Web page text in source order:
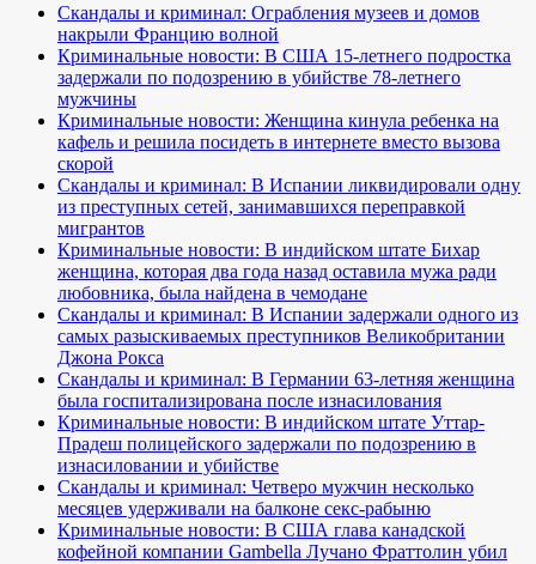
Скандалы и криминал: Ограбления музеев и домов
накрыли Францию волной
Криминальные новости: В США 15-летнего подростка
задержали по подозрению в убийстве 78-летнего
мужчины
Криминальные новости: Женщина кинула ребенка на
кафель и решила посидеть в интернете вместо вызова
скорой
Скандалы и криминал: В Испании ликвидировали одну
из преступных сетей, занимавшихся переправкой
мигрантов
Криминальные новости: В индийском штате Бихар
женщина, которая два года назад оставила мужа ради
любовника, была найдена в чемодане
Скандалы и криминал: В Испании задержали одного из
самых разыскиваемых преступников Великобритании
Джона Рокса
Скандалы и криминал: В Германии 63-летняя женщина
была госпитализирована после изнасилования
Криминальные новости: В индийском штате Уттар-
Прадеш полицейского задержали по подозрению в
изнасиловании и убийстве
Скандалы и криминал: Четверо мужчин несколько
месяцев удерживали на балконе секс-рабыню
Криминальные новости: В США глава канадской
кофейной компании Gambella Лучано Фраттолин убил